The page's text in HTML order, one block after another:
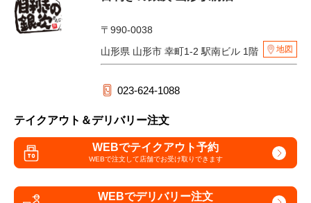
〒990-0038
山形県 山形市 幸町1-2 駅南ビル 1階
地図
023-624-1088
テイクアウト＆デリバリー注文
WEBでテイクアウト予約
WEBで注文して店舗でお受け取りできます
WEBでデリバリー注文